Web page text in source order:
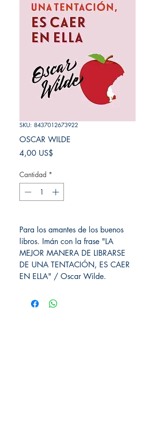
SKU: 8437012673922
OSCAR WILDE
4,00 US$
Cantidad *
Para los amantes de los buenos
libros. Imán con la frase "LA
MEJOR MANERA DE LIBRARSE
DE UNA TENTACIÓN, ES CAER
EN ELLA" / Oscar Wilde.